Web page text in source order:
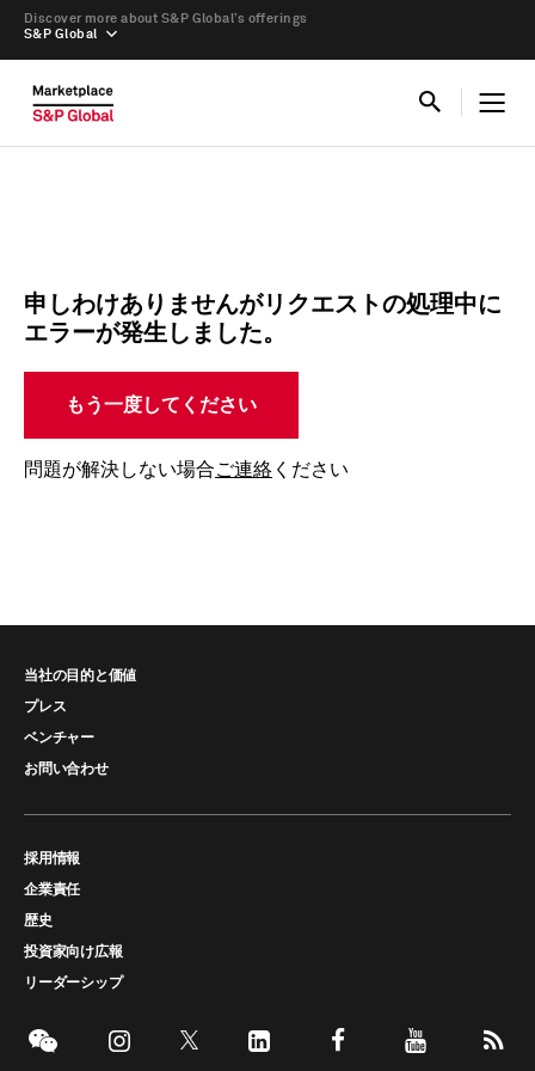
S&P Global
Discover more about S&P Global’s offerings
申しわけありませんがリクエストの処理中に
エラーが発生しました。
もう一度してください
問題が解決しない場合ご連絡 ください
当社の目的と価値
プレス
ベンチャー
お問い合わせ
採用情報
企業責任
歴史
投資家向け広報
リーダーシップ